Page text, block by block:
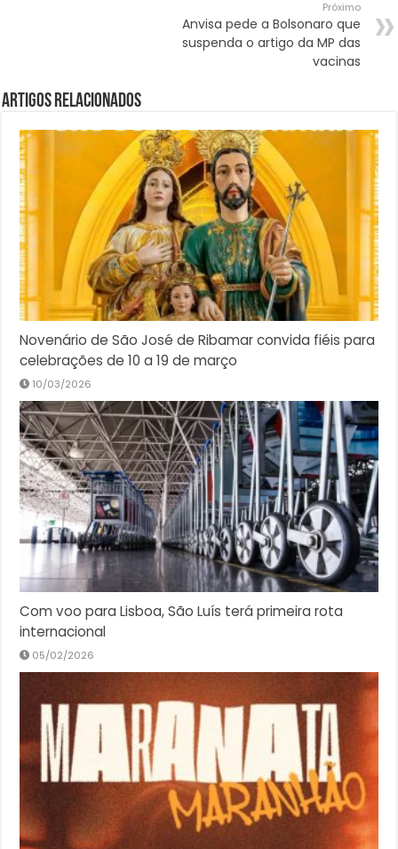
Próximo
Anvisa pede a Bolsonaro que
suspenda o artigo da MP das
vacinas
Artigos Relacionados
Novenário de São José de Ribamar convida fiéis para
celebrações de 10 a 19 de março
10/03/2026
Com voo para Lisboa, São Luís terá primeira rota
internacional
05/02/2026